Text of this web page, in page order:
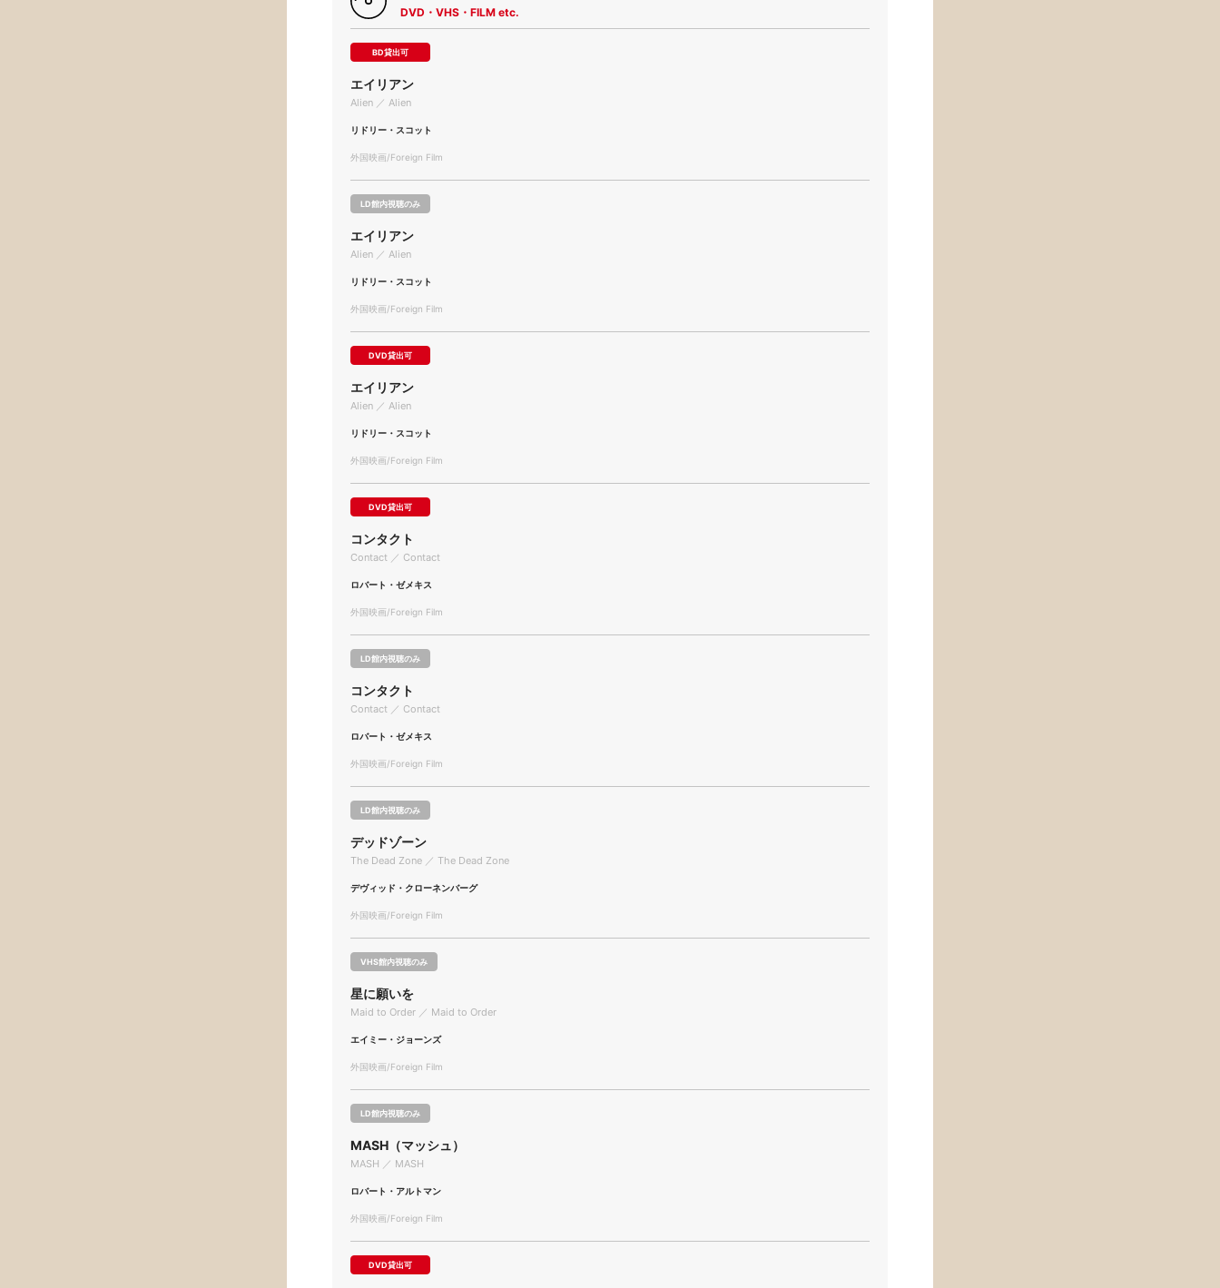
DVD・VHS・FILM etc.
BD貸出可
エイリアン
Alien ／ Alien
リドリー・スコット
外国映画/Foreign Film
LD館内視聴のみ
エイリアン
Alien ／ Alien
リドリー・スコット
外国映画/Foreign Film
DVD貸出可
エイリアン
Alien ／ Alien
リドリー・スコット
外国映画/Foreign Film
DVD貸出可
コンタクト
Contact ／ Contact
ロバート・ゼメキス
外国映画/Foreign Film
LD館内視聴のみ
コンタクト
Contact ／ Contact
ロバート・ゼメキス
外国映画/Foreign Film
LD館内視聴のみ
デッドゾーン
The Dead Zone ／ The Dead Zone
デヴィッド・クローネンバーグ
外国映画/Foreign Film
VHS館内視聴のみ
星に願いを
Maid to Order ／ Maid to Order
エイミー・ジョーンズ
外国映画/Foreign Film
LD館内視聴のみ
MASH（マッシュ）
MASH ／ MASH
ロバート・アルトマン
外国映画/Foreign Film
DVD貸出可